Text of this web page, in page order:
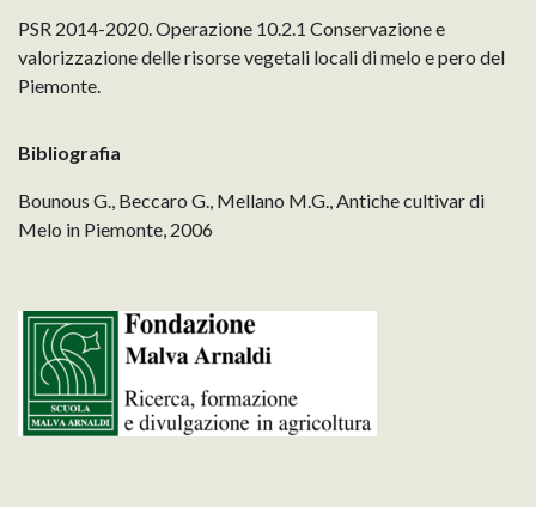
PSR 2014-2020. Operazione 10.2.1 Conservazione e
valorizzazione delle risorse vegetali locali di melo e pero del
Piemonte.
Bibliografia
Bounous G., Beccaro G., Mellano M.G., Antiche cultivar di
Melo in Piemonte, 2006